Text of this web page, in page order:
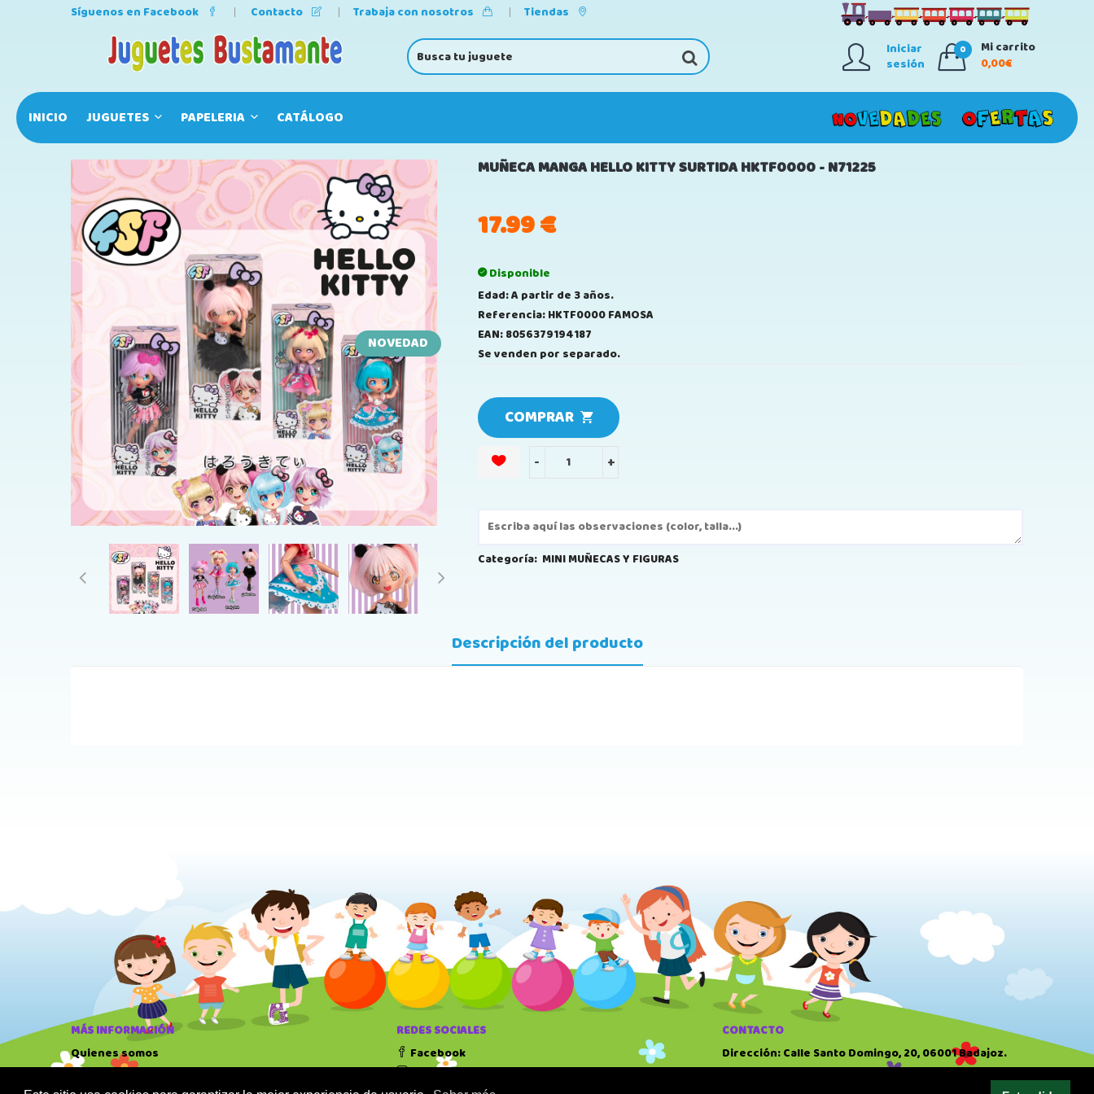
Síguenos en Facebook Contacto Trabaja con nosotros Tiendas
Iniciar
sesión
0
Mi carrito
0,00€
INICIO JUGUETES PAPELERIA CATÁLOGO
NOVEDAD
MUÑECA MANGA HELLO KITTY SURTIDA HKTF0000 - N71225
17.99€
Disponible
Edad: A partir de 3 años.
Referencia: HKTF0000 FAMOSA
EAN: 8056379194187
Se venden por separado.
COMPRAR
- +
Categoría: MINI MUÑECAS Y FIGURAS
Descripción del producto
MÁS INFORMACIÓN
Quienes somos
Política de privacidad
REDES SOCIALES
Facebook
Instagram
CONTACTO
Dirección: Calle Santo Domingo, 20, 06001 Badajoz.